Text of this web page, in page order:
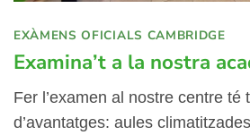
EXÀMENS OFICIALS CAMBRIDGE
Examina’t a la nostra
Fer l’examen al nostre centre té
d’avantatges: aules